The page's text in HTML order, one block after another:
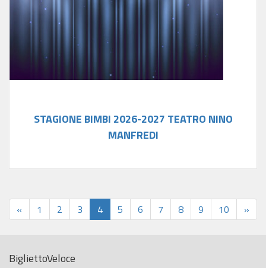
STAGIONE BIMBI 2026-2027 TEATRO NINO
MANFREDI
« 1 2 3 4 5 6 7 8 9 10 »
BigliettoVeloce